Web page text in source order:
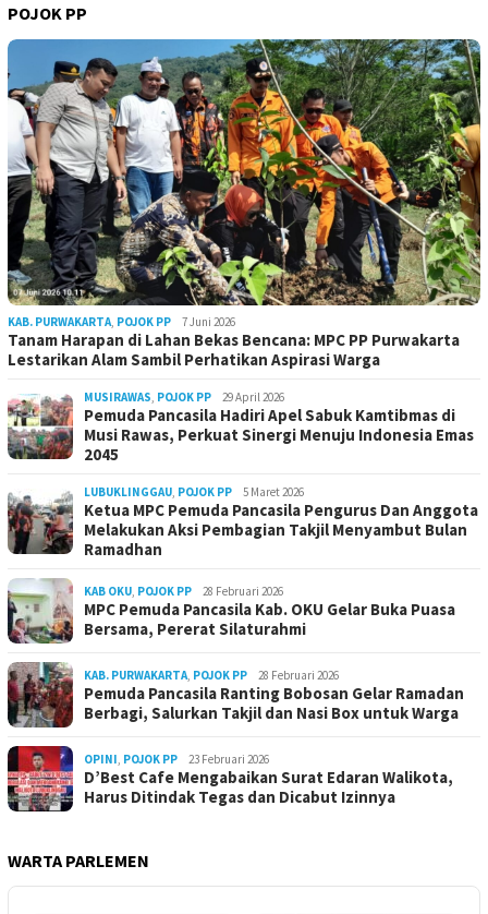
POJOK PP
KAB. PURWAKARTA, POJOK PP 7 Juni 2026
Tanam Harapan di Lahan Bekas Bencana: MPC PP Purwakarta
Lestarikan Alam Sambil Perhatikan Aspirasi Warga
MUSIRAWAS, POJOK PP 29 April 2026
Pemuda Pancasila Hadiri Apel Sabuk Kamtibmas di
Musi Rawas, Perkuat Sinergi Menuju Indonesia Emas
2045
LUBUKLINGGAU, POJOK PP 5 Maret 2026
Ketua MPC Pemuda Pancasila Pengurus Dan Anggota
Melakukan Aksi Pembagian Takjil Menyambut Bulan
Ramadhan
KAB OKU, POJOK PP 28 Februari 2026
MPC Pemuda Pancasila Kab. OKU Gelar Buka Puasa
Bersama, Pererat Silaturahmi
KAB. PURWAKARTA, POJOK PP 28 Februari 2026
Pemuda Pancasila Ranting Bobosan Gelar Ramadan
Berbagi, Salurkan Takjil dan Nasi Box untuk Warga
OPINI, POJOK PP 23 Februari 2026
D’Best Cafe Mengabaikan Surat Edaran Walikota,
Harus Ditindak Tegas dan Dicabut Izinnya
WARTA PARLEMEN